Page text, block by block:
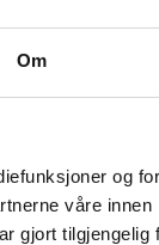
Om
og
våre innen
gjort tilgjengelig